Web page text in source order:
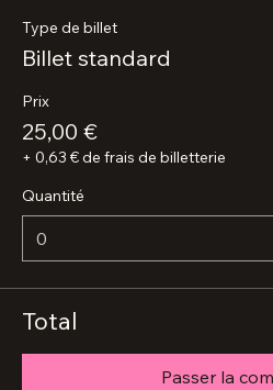
Billets
Type de billet
Billet standard
Prix
25,00 €
+ 0,63 € de frais de billetterie